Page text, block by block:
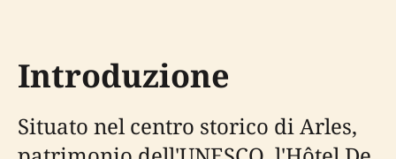
Introduzione
Situato nel centro storico di Arles,